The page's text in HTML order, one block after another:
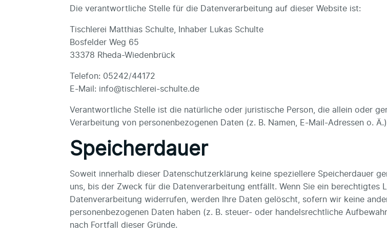
Die verantwortliche Stelle für die Datenverarbeitung auf dieser Website ist:
Tischlerei Matthias Schulte, Inhaber Lukas Schulte
Bosfelder Weg 65
33378 Rheda-Wiedenbrück
Telefon: 05242/44172
E-Mail: info@tischlerei-schulte.de
Verantwortliche Stelle ist die natürliche oder juristische Person, die allein oder
Verarbeitung von personenbezogenen Daten (z. B. Namen, E-Mail-Adressen o.
Speicherdauer
Soweit innerhalb dieser Datenschutzerklärung keine speziellere Speicherdauer
uns, bis der Zweck für die Datenverarbeitung entfällt. Wenn Sie ein berechtigtes
Datenverarbeitung widerrufen, werden Ihre Daten gelöscht, sofern wir keine
personenbezogenen Daten haben (z. B. steuer- oder handelsrechtliche
nach Fortfall dieser Gründe.